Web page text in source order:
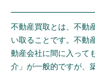
不動産買取とは、不動
い取ることです。不動
動産会社に間に入って
介」が一般的ですが、